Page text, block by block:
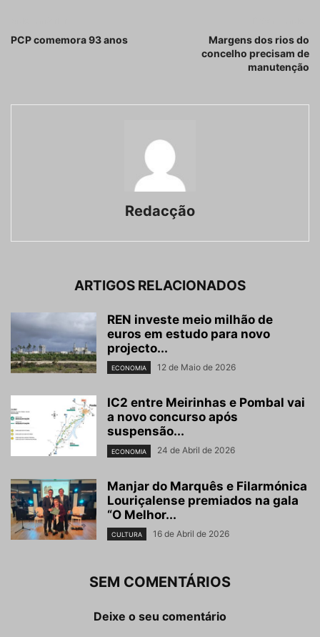
PCP comemora 93 anos
Margens dos rios do
concelho precisam de
manutenção
Redacção
ARTIGOS RELACIONADOS
REN investe meio milhão de
euros em estudo para novo
projecto...
ECONOMIA 12 de Maio de 2026
IC2 entre Meirinhas e Pombal vai
a novo concurso após
suspensão...
ECONOMIA 24 de Abril de 2026
Manjar do Marquês e Filarmónica
Louriçalense premiados na gala
“O Melhor...
CULTURA 16 de Abril de 2026
SEM COMENTÁRIOS
Deixe o seu comentário